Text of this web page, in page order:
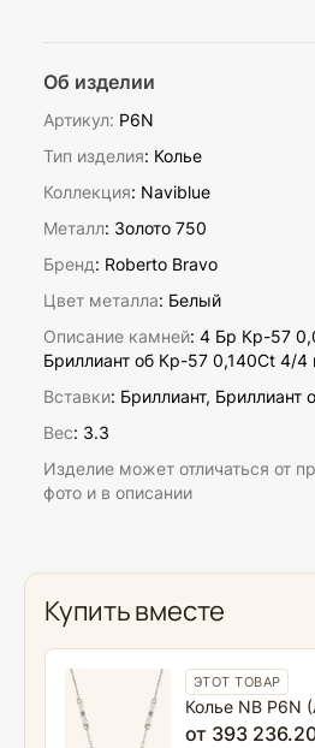
Об изделии
Артикул: P6N
Тип изделия: Колье
Коллекция: Naviblue
Металл: Золото 750
Бренд: Roberto Bravo
Цвет металла: Белый
Описание камней: 4 Бр Кр-57
Бриллиант об Кр-57 0,140Ct 4/4
Вставки: Бриллиант, Бриллиант
Вес: 3.3
Изделие может отличаться от
фото и в описании
Купить вместе
ЭТОТ ТОВАР
Колье NB P6N
от 393